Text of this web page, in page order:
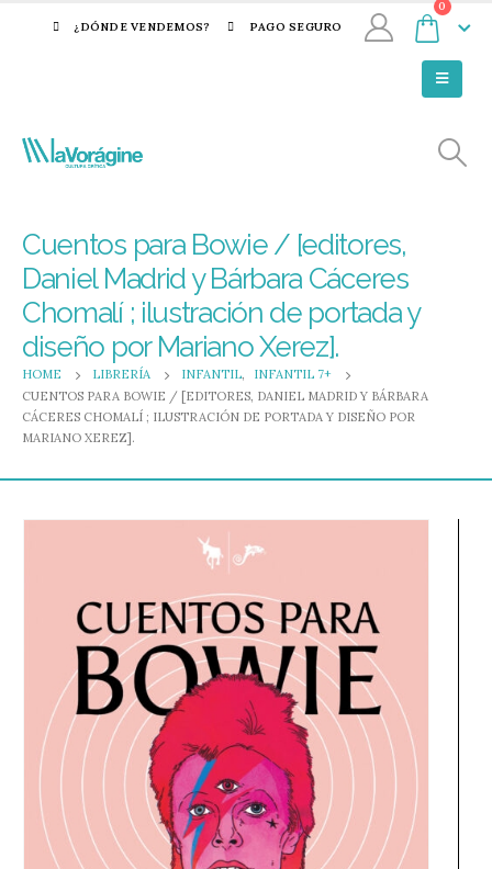
¿DÓNDE VENDEMOS? PAGO SEGURO
0
Cuentos para Bowie / [editores,
Daniel Madrid y Bárbara Cáceres
Chomalí ; ilustración de portada y
diseño por Mariano Xerez].
HOME LIBRERÍA INFANTIL,
INFANTIL 7+
CUENTOS PARA BOWIE / [EDITORES, DANIEL MADRID Y BÁRBARA
CÁCERES CHOMALÍ ; ILUSTRACIÓN DE PORTADA Y DISEÑO POR
MARIANO XEREZ].